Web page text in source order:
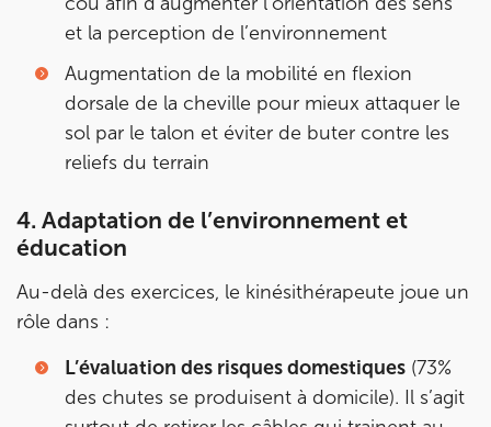
et la perception de l’environnement
Augmentation de la mobilité en flexion
dorsale de la cheville pour mieux attaquer le
sol par le talon et éviter de buter contre les
reliefs du terrain
4. Adaptation de l’environnement et
éducation
Au-delà des exercices, le kinésithérapeute joue un
rôle dans :
L’évaluation des risques domestiques (73%
des chutes se produisent à domicile). Il s’agit